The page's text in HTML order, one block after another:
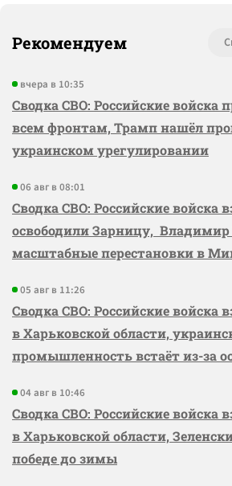
Рекомендуем
вчера в 10:35
Сводка СВО: Российские войска
всем фронтам, Трамп нашёл
украинском урегулировании
06 авг в 08:01
Сводка СВО: Российские войска
освободили Зарницу,
масштабные перестановки в
05 авг в 11:26
Сводка СВО: Российские войска
в Харьковской области,
промышленность встаёт из-за
04 авг в 10:46
Сводка СВО: Российские войска
в Харьковской области,
победе до зимы